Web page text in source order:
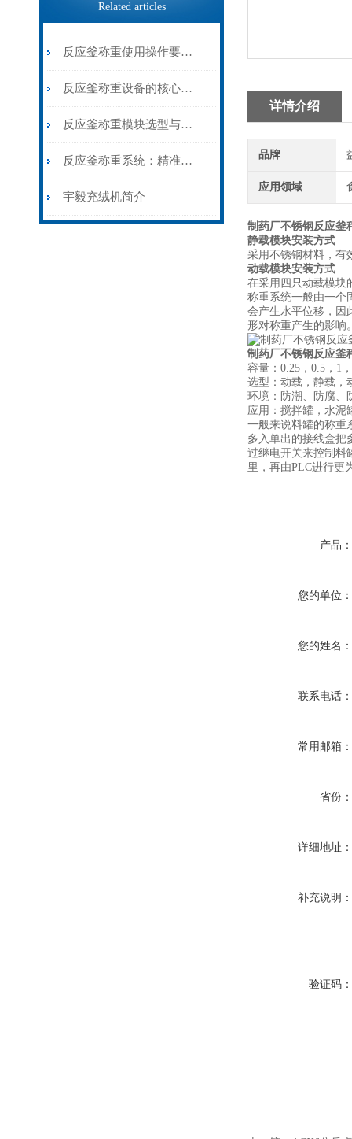
Related articles
反应釜称重使用操作要点详解
反应釜称重设备的核心价值与应用
反应釜称重模块选型与安装
反应釜称重系统：精准投料，安全可控
宇毅充绒机简介
详情介绍
品牌
应用领域
制药厂不锈钢反应釜
静载模块安装方式
采用不锈钢材料，有
动载模块安装方式
在采用四只动载模块
称重系统一般由一个
会产生水平位移，因
形对称重产生的影响
制药厂不锈钢反应釜
容量：0.25，0.5，1
选型：动载，静载，
环境：防潮、防腐、
应用：搅拌罐，水泥
一般来说料罐的称重
多入单出的接线盒把
过继电开关来控制料
里，再由PLC进行更
产品：
您的单位：
您的姓名：
联系电话：
常用邮箱：
省份：
详细地址：
补充说明：
验证码：